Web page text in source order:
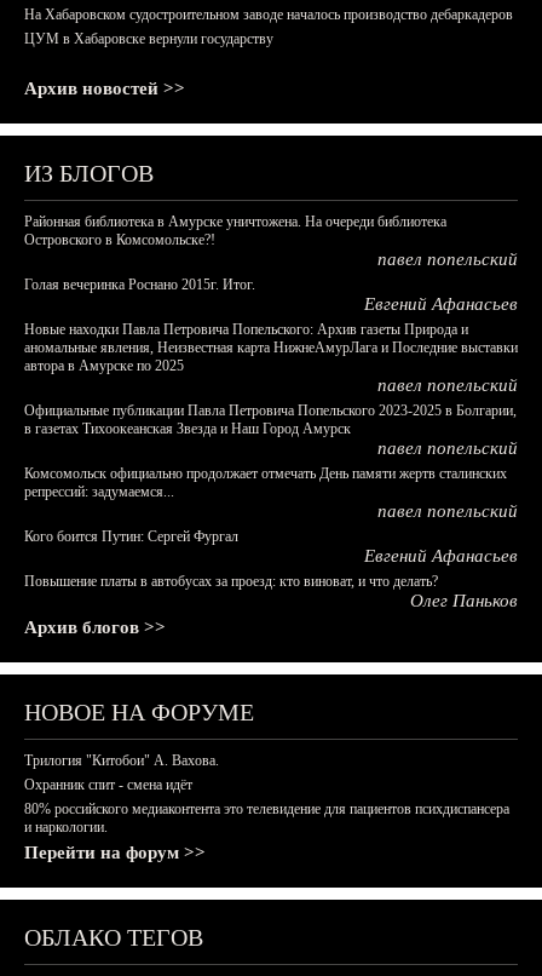
На Хабаровском судостроительном заводе началось производство дебаркадеров
ЦУМ в Хабаровске вернули государству
Архив новостей >>
ИЗ БЛОГОВ
Районная библиотека в Амурске уничтожена. На очереди библиотека
Островского в Комсомольске?!
павел попельский
Голая вечеринка Роснано 2015г. Итог.
Евгений Афанасьев
Новые находки Павла Петровича Попельского: Архив газеты Природа и
аномальные явления, Неизвестная карта НижнеАмурЛага и Последние выставки
автора в Амурске по 2025
павел попельский
Официальные публикации Павла Петровича Попельского 2023-2025 в Болгарии,
в газетах Тихоокеанская Звезда и Наш Город Амурск
павел попельский
Комсомольск официально продолжает отмечать День памяти жертв сталинских
репрессий: задумаемся...
павел попельский
Кого боится Путин: Сергей Фургал
Евгений Афанасьев
Повышение платы в автобусах за проезд: кто виноват, и что делать?
Олег Паньков
Архив блогов >>
НОВОЕ НА ФОРУМЕ
Трилогия "Китобои" А. Вахова.
Охранник спит - смена идёт
80% российского медиаконтента это телевидение для пациентов психдиспансера
и наркологии.
Перейти на форум >>
ОБЛАКО ТЕГОВ